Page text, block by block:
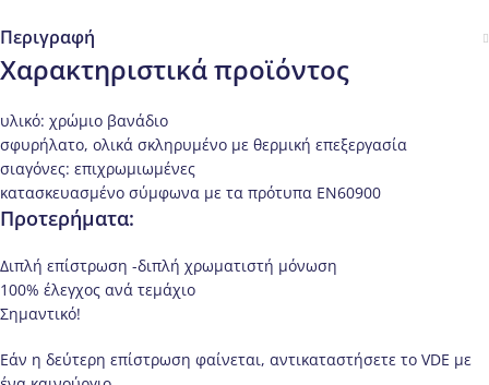
Περιγραφή
Χαρακτηριστικά προϊόντος
υλικό: χρώμιο βανάδιο
σφυρήλατο, ολικά σκληρυμένο με θερμική επεξεργασία
σιαγόνες: επιχρωμιωμένες
κατασκευασμένο σύμφωνα με τα πρότυπα ΕΝ60900
Προτερήματα:
Διπλή επίστρωση -διπλή χρωματιστή μόνωση
100% έλεγχος ανά τεμάχιο
Σημαντικό!
Εάν η δεύτερη επίστρωση φαίνεται, αντικαταστήσετε το VDE με